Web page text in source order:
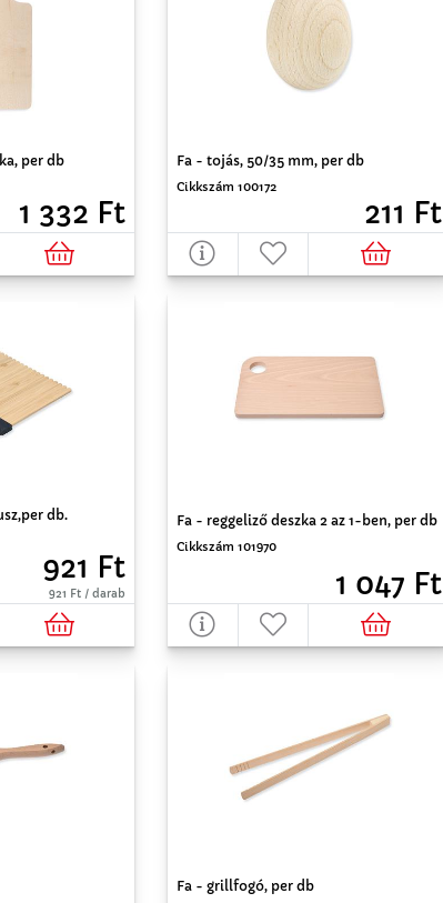
per db
1 332 Ft
Fa - tojás, 50/35 mm, per db
Cikkszám 100172
211 Ft
db.
921 Ft
921 Ft / darab
Fa - reggeliző deszka 2 az 1-ben, per db
Cikkszám 101970
1 047 Ft
Fa - grillfogó, per db